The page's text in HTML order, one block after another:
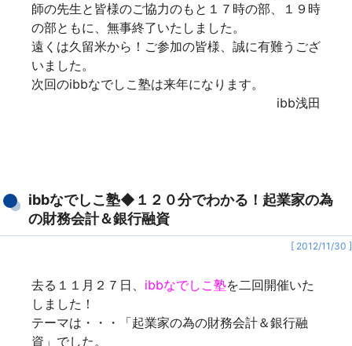
師の先生と皆様のご協力のもと１７時の部、１９時
の部ともに、無事終了いたしました。
遠くは久留米から！ご参加の皆様、誠に有難うござ
いました。
次回のibbなでしこ塾は来年になります。
ibb浅田
ibbなでしこ塾◆１２０分でわかる！起業家の為
の財務会計＆銀行融資
[ 2012/11/30 ]
去る１１月２７日、 ibbなでしこ塾を二回開催いた
しました！
テーマは・・・「起業家の為の財務会計＆銀行融
資 」でした。